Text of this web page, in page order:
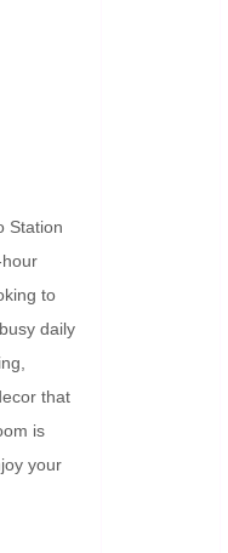
Station
to
daily
that
is
your